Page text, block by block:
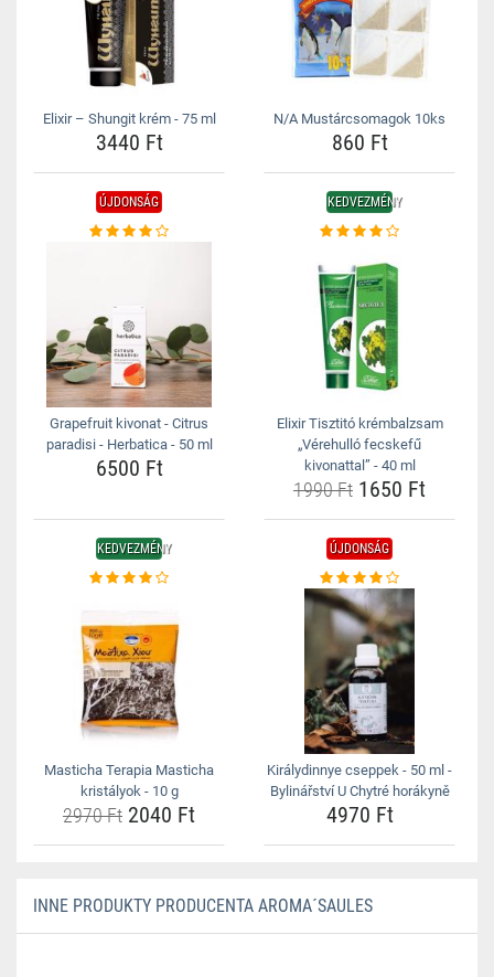
Elixir – Shungit krém - 75 ml
3440 Ft
N/A Mustárcsomagok 10ks
860 Ft
ÚJDONSÁG
Grapefruit kivonat - Citrus
paradisi - Herbatica - 50 ml
6500 Ft
KEDVEZMÉNY
Elixir Tisztitó krémbalzsam
„Vérehulló fecskefű
kivonattal” - 40 ml
1990 Ft 1650 Ft
KEDVEZMÉNY
Masticha Terapia Masticha
kristályok - 10 g
2970 Ft 2040 Ft
ÚJDONSÁG
Királydinnye cseppek - 50 ml -
Bylinářství U Chytré horákyně
4970 Ft
INNE PRODUKTY PRODUCENTA AROMA´SAULES